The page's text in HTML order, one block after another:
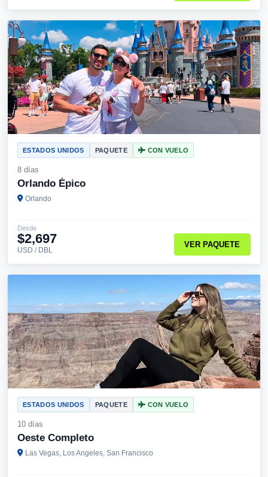
ESTADOS UNIDOS PAQUETE CON VUELO
8 días
Orlando Épico
Orlando
Desde
$2,697
USD / DBL
VER PAQUETE
ESTADOS UNIDOS PAQUETE CON VUELO
10 días
Oeste Completo
Las Vegas, Los Angeles, San Francisco